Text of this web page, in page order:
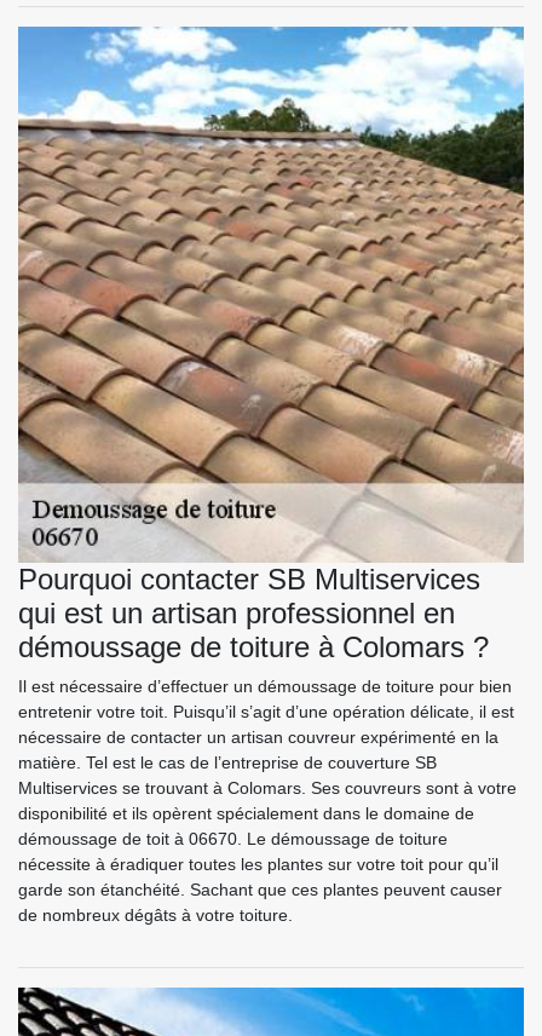
Pourquoi contacter SB Multiservices
qui est un artisan professionnel en
démoussage de toiture à Colomars ?
Il est nécessaire d’effectuer un démoussage de toiture pour bien
entretenir votre toit. Puisqu’il s’agit d’une opération délicate, il est
nécessaire de contacter un artisan couvreur expérimenté en la
matière. Tel est le cas de l’entreprise de couverture SB
Multiservices se trouvant à Colomars. Ses couvreurs sont à votre
disponibilité et ils opèrent spécialement dans le domaine de
démoussage de toit à 06670. Le démoussage de toiture
nécessite à éradiquer toutes les plantes sur votre toit pour qu’il
garde son étanchéité. Sachant que ces plantes peuvent causer
de nombreux dégâts à votre toiture.